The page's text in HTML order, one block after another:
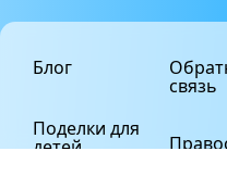
Блог
Поделки для
детей
связь